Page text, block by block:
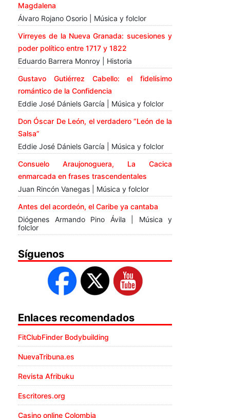
Magdalena
Álvaro Rojano Osorio | Música y folclor
Virreyes de la Nueva Granada: sucesiones y
poder político entre 1717 y 1822
Eduardo Barrera Monroy | Historia
Gustavo Gutiérrez Cabello: el fidelísimo
romántico de la Confidencia
Eddie José Dániels García | Música y folclor
Don Óscar De León, el verdadero “León de la
Salsa”
Eddie José Dániels García | Música y folclor
Consuelo Araujonoguera, La Cacica
enmarcada en frases trascendentales
Juan Rincón Vanegas | Música y folclor
Antes del acordeón, el Caribe ya cantaba
Diógenes Armando Pino Ávila | Música y
folclor
Síguenos
Enlaces recomendados
FitClubFinder Bodybuilding
NuevaTribuna.es
Revista Afribuku
Escritores.org
Casino online Colombia